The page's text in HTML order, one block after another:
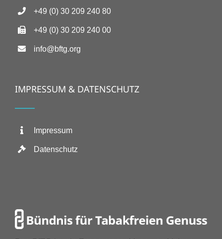
+49 (0) 30 209 240 80
+49 (0) 30 209 240 00
info@bftg.org
IMPRESSUM & DATENSCHUTZ
Impressum
Datenschutz